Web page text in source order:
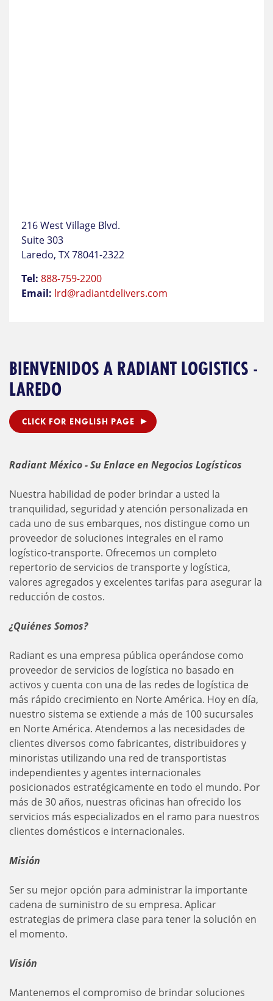
216 West Village Blvd.
Suite 303
Laredo, TX 78041-2322
Tel: 888-759-2200
Email: lrd@radiantdelivers.com
BIENVENIDOS A RADIANT LOGISTICS -
LAREDO
CLICK FOR ENGLISH PAGE
Radiant México - Su Enlace en Negocios Logísticos
Nuestra habilidad de poder brindar a usted la
tranquilidad, seguridad y atención personalizada en
cada uno de sus embarques, nos distingue como un
proveedor de soluciones integrales en el ramo
logístico-transporte. Ofrecemos un completo
repertorio de servicios de transporte y logística,
valores agregados y excelentes tarifas para asegurar la
reducción de costos.
¿Quiénes Somos?
Radiant es una empresa pública operándose como
proveedor de servicios de logística no basado en
activos y cuenta con una de las redes de logística de
más rápido crecimiento en Norte América. Hoy en día,
nuestro sistema se extiende a más de 100 sucursales
en Norte América. Atendemos a las necesidades de
clientes diversos como fabricantes, distribuidores y
minoristas utilizando una red de transportistas
independientes y agentes internacionales
posicionados estratégicamente en todo el mundo. Por
más de 30 años, nuestras oficinas han ofrecido los
servicios más especializados en el ramo para nuestros
clientes domésticos e internacionales.
Misión
Ser su mejor opción para administrar la importante
cadena de suministro de su empresa. Aplicar
estrategias de primera clase para tener la solución en
el momento.
Visión
Mantenemos el compromiso de brindar soluciones